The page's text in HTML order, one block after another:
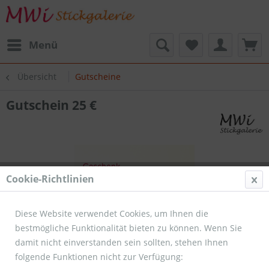
Menü
Übersicht Gutscheine
Gutschein 25 €
Cookie-Richtlinien
Diese Website verwendet Cookies, um Ihnen die
bestmögliche Funktionalität bieten zu können. Wenn Sie
damit nicht einverstanden sein sollten, stehen Ihnen
folgende Funktionen nicht zur Verfügung: